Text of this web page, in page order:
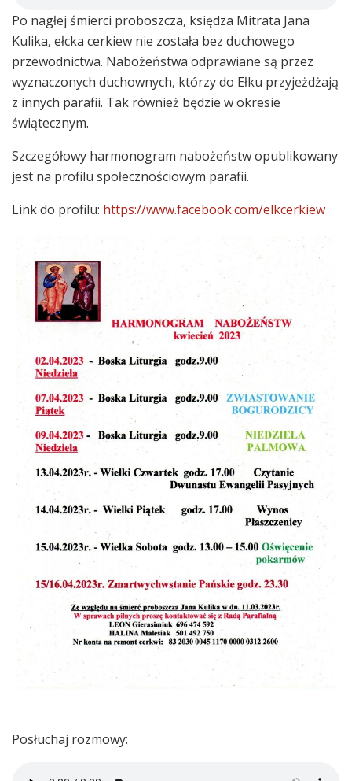
Po nagłej śmierci proboszcza, księdza Mitrata Jana
Kulika, ełcka cerkiew nie została bez duchowego
przewodnictwa. Nabożeństwa odprawiane są przez
wyznaczonych duchownych, którzy do Ełku przyjeżdżają
z innych parafii. Tak również będzie w okresie
świątecznym.
Szczegółowy harmonogram nabożeństw opublikowany
jest na profilu społecznościowym parafii.
Link do profilu: https://www.facebook.com/elkcerkiew
Posłuchaj rozmowy: